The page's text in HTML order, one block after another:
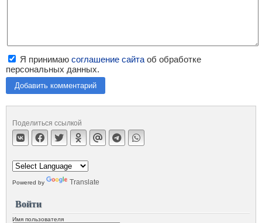
Я принимаю соглашение сайта об обработке
персональных данных.
Добавить комментарий
Поделиться ссылкой
Powered by Translate
Войти
Имя пользователя